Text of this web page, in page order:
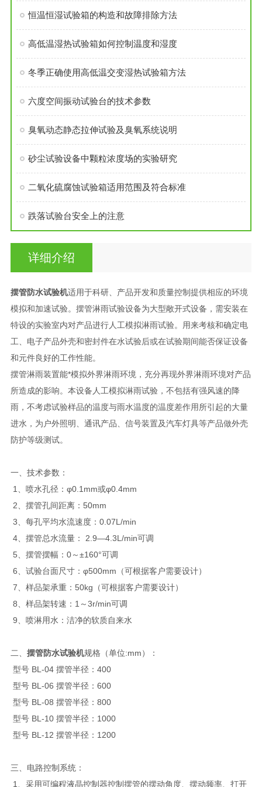
恒温恒湿试验箱的构造和故障排除方法
高低温湿热试验箱如何控制温度和湿度
冬季正确使用高低温交变湿热试验箱方法
六度空间振动试验台的技术参数
臭氧动态静态拉伸试验及臭氧系统说明
砂尘试验设备中颗粒浓度场的实验研究
二氧化硫腐蚀试验箱适用范围及符合标准
跌落试验台安全上的注意
详细介绍
摆管防水试验机适用于科研、产品开发和质量控制提供相应的环境
模拟和加速试验。摆管淋雨试验设备为大型敞开式设备，需安装在
特设的实验室内对产品进行人工模拟淋雨试验。用来考核和确定电
工、电子产品外壳和密封件在水试验后或在试验期间能否保证设备
和元件良好的工作性能。
摆管淋雨装置能*模拟外界淋雨环境，充分再现外界淋雨环境对产品
所造成的影响。本设备人工模拟淋雨试验，不包括有强风速的降
雨，不考虑试验样品的温度与雨水温度的温度差作用所引起的大量
进水，为户外照明、通讯产品、信号装置及汽车灯具等产品做外壳
防护等级测试。
一、技术参数：
1、喷水孔径：φ0.1mm或φ0.4mm
2、摆管孔间距离：50mm
3、每孔平均水流速度：0.07L/min
4、摆管总水流量： 2.9—4.3L/min可调
5、摆管摆幅：0～±160°可调
6、试验台面尺寸：φ500mm（可根据客户需要设计）
7、样品架承重：50kg（可根据客户需要设计）
8、样品架转速：1～3r/min可调
9、喷淋用水：洁净的软质自来水
二、 摆管防水试验机规格（单位:mm）：
型号 BL-04 摆管半径：400
型号 BL-06 摆管半径：600
型号 BL-08 摆管半径：800
型号 BL-10 摆管半径：1000
型号 BL-12 摆管半径：1200
三、电路控制系统：
1、采用可编程液晶控制器控制摆管的摆动角度、摆动频率、打开